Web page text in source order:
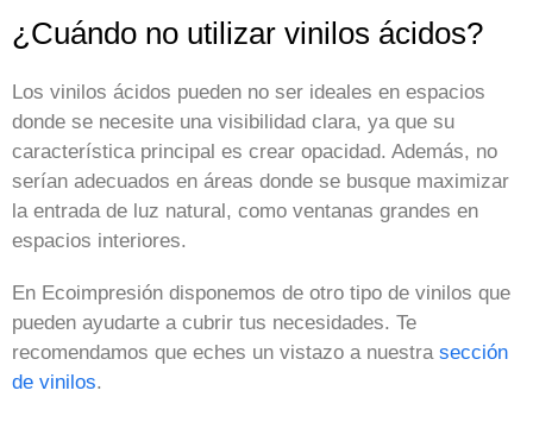
¿Cuándo no utilizar vinilos ácidos?
Los vinilos ácidos pueden no ser ideales en espacios
donde se necesite una visibilidad clara, ya que su
característica principal es crear opacidad. Además, no
serían adecuados en áreas donde se busque maximizar
la entrada de luz natural, como ventanas grandes en
espacios interiores.
En Ecoimpresión disponemos de otro tipo de vinilos que
pueden ayudarte a cubrir tus necesidades. Te
recomendamos que eches un vistazo a nuestra sección
de vinilos.